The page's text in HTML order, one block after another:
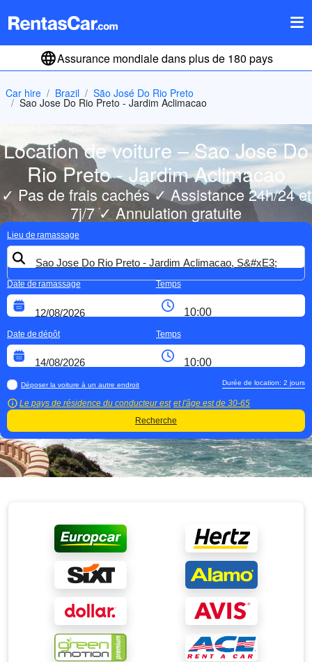
Assurance mondiale dans plus de 180 pays
Car hire Brazil São José Do Rio Preto
Sao Jose Do Rio Preto - Jardim Aclimacao
Location de voiture – Sao Jose Do
Rio Preto - Jardim Aclimacao
✓ Pas de frais cachés ✓ Assistance 24h/24 et
7j/7 ✓ Annulation gratuite
Lieu de ramassage
Date de ramassage Temps
Date de dépôt Temps
Déposer la voiture à un autre endroit
Le pays de résidence du conducteur est et l'âge est de 30-65
Durée de location: 2 jours
Recherche